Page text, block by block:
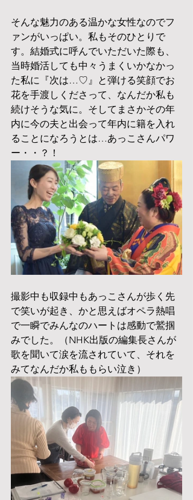
そんな魅力のある温かな女性なのでフ
ァンがいっぱい。私もそのひとりで
す。結婚式に呼んでいただいた際も、
当時婚活しても中々うまくいかなかっ
た私に『次は…♡』と弾ける笑顔でお
花を手渡しくださって、なんだか私も
続けそうな気に。そしてまさかその年
内に今の夫と出会って年内に籍を入れ
ることになろうとは…あっこさんパワ
ー・・？！
撮影中も収録中もあっこさんが歩く先
で笑いが起き、かと思えばオペラ熱唱
で一瞬でみんなのハートは感動で鷲掴
みでした。（NHK出版の編集長さんが
歌を聞いて涙を流されていて、それを
みてなんだか私ももらい泣き）